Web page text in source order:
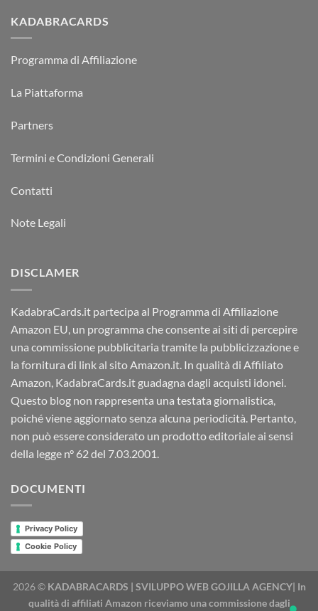
KADABRACARDS
Programma di Affiliazione
La Piattaforma
Partners
Termini e Condizioni Generali
Contatti
Note Legali
DISCLAMER
KadabraCards.it partecipa al Programma di Affiliazione
Amazon EU, un programma che consente ai siti di percepire
una commissione pubblicitaria tramite la pubblicizzazione e
la fornitura di link al sito Amazon.it. In qualità di Affiliato
Amazon, KadabraCards.it guadagna dagli acquisti idonei.
Questo blog non rappresenta una testata giornalistica,
poiché viene aggiornato senza alcuna periodicità. Pertanto,
non può essere considerato un prodotto editoriale ai sensi
della legge n° 62 del 7.03.2001.
DOCUMENTI
Privacy Policy
Cookie Policy
2026 © KADABRACARDS | SVILUPPO WEB GOJILLA AGENCY| In
qualità di affiliati Amazon riceviamo una commissione dagli